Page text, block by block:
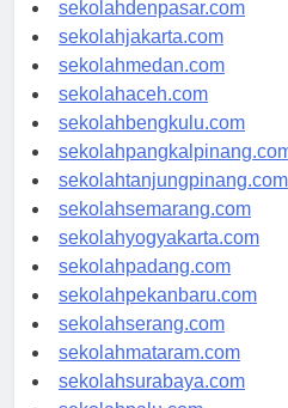
sekolahdenpasar.com
sekolahjakarta.com
sekolahmedan.com
sekolahaceh.com
sekolahbengkulu.com
sekolahpangkalpinang.com
sekolahtanjungpinang.com
sekolahsemarang.com
sekolahyogyakarta.com
sekolahpadang.com
sekolahpekanbaru.com
sekolahserang.com
sekolahmataram.com
sekolahsurabaya.com